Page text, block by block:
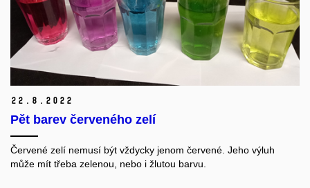
22. 8. 2022
Pět barev červeného zelí
Červené zelí nemusí být vždycky jenom červené. Jeho výluh
může mít třeba zelenou
nebo i žlutou barvu.